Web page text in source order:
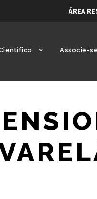
ÁREA
Associe-se